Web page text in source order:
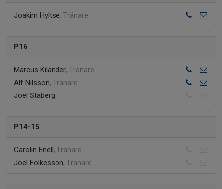
Joakim Hyltse, Tränare
P16
Marcus Kilander, Tränare
Alf Nilsson, Tränare
Joel Staberg
P14-15
Carolin Enell, Tränare
Joel Folkesson, Tränare